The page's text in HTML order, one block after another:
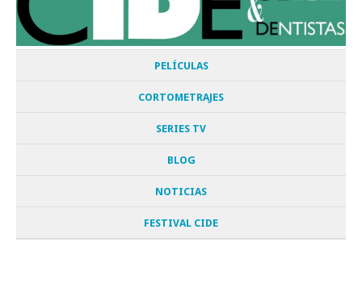
PELÍCULAS
CORTOMETRAJES
SERIES TV
BLOG
NOTICIAS
FESTIVAL CIDE